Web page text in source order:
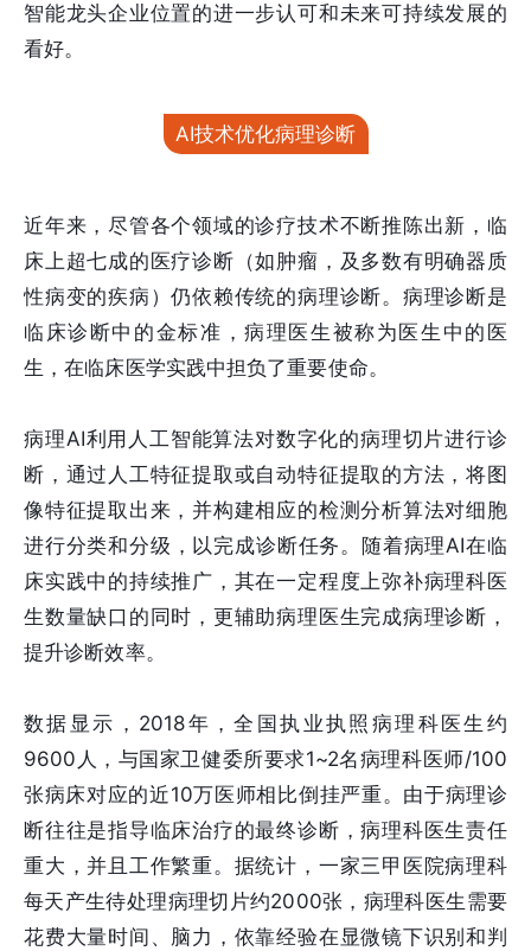
智能龙头企业位置的进一步认可和未来可持续发展的
看好。
AI技术优化病理诊断
近年来，尽管各个领域的诊疗技术不断推陈出新，临
床上超七成的医疗诊断（如肿瘤，及多数有明确器质
性病变的疾病）仍依赖传统的病理诊断。病理诊断是
临床诊断中的金标准，病理医生被称为医生中的医
生，在临床医学实践中担负了重要使命。
病理AI利用人工智能算法对数字化的病理切片进行诊
断，通过人工特征提取或自动特征提取的方法，将图
像特征提取出来，并构建相应的检测分析算法对细胞
进行分类和分级，以完成诊断任务。随着病理AI在临
床实践中的持续推广，其在一定程度上弥补病理科医
生数量缺口的同时，更辅助病理医生完成病理诊断，
提升诊断效率。
数据显示，2018年，全国执业执照病理科医生约
9600人，与国家卫健委所要求1~2名病理科医师/100
张病床对应的近10万医师相比倒挂严重。由于病理诊
断往往是指导临床治疗的最终诊断，病理科医生责任
重大，并且工作繁重。据统计，一家三甲医院病理科
每天产生待处理病理切片约2000张，病理科医生需要
花费大量时间、脑力，依靠经验在显微镜下识别和判